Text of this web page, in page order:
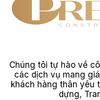
Chúng tôi tự hào về
các dịch vụ mang
khách hàng thân yêu
dựng,